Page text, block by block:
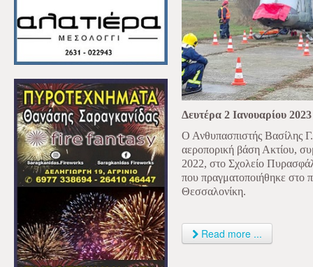
Δευτέρα 2 Ιανουαρίου 2023
Ο Ανθυπασπιστής Βασίλης
αεροπορική βάση Ακτίου,
2022, στο Σχολείο
που πραγματοποιήθηκε στο
Θεσσαλονίκη.
Read more ...